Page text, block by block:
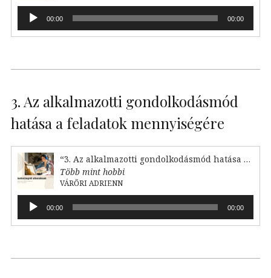
Audió
lejátszó00:00 00:00
3. Az alkalmazotti gondolkodásmód
hatása a feladatok mennyiségére
“3. Az alkalmazotti gondolkodásmód hatása a feladataink mennyiségére”
Több mint hobbi
VÁRŐRI ADRIENN
Audió
lejátszó00:00 00:00